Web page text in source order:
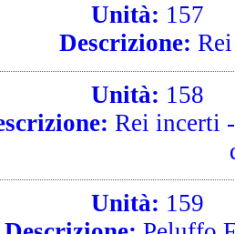
Unità: 157
Descrizione:
Unità: 158
Rei incerti
Unità: 159